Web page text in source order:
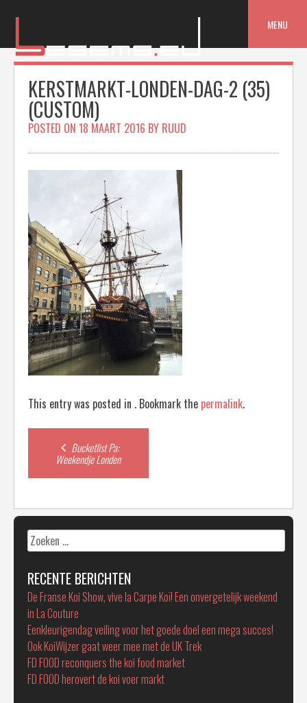
MENU
KERSTMARKT-LONDEN-DAG-2 (35)
(CUSTOM)
POSTED ON 18 MAART 2016 BY RUUD
This entry was posted in . Bookmark the permalink.
Post
navigation
Bucketlist Pa:
Weekendje Londen
Zoeken
naar:
RECENTE BERICHTEN
De Franse Koi Show, vive la Carpe Koï! Een onvergetelijk weekend
in La Couture
Eenkleurigendag veiling voor het goede doel een mega succes!
Ook KoiWijzer gaat weer mee met de UK Trek
FD FOOD reconquers the koi food market
FD FOOD herovert de koi voer markt